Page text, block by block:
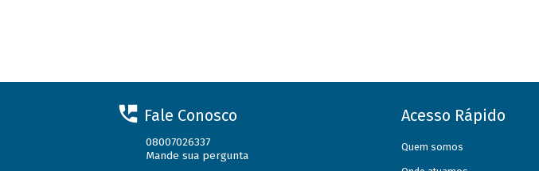
Fale Conosco
08007026337
Mande sua pergunta
Acesso Rápido
Quem somos